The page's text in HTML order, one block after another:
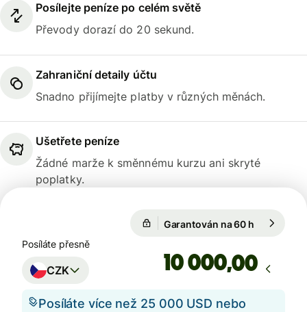
Posílejte peníze po celém světě
Převody dorazí do 20 sekund.
Zahraniční detaily účtu
Snadno přijímejte platby v různých měnách.
Ušetřete peníze
Žádné marže k směnnému kurzu ani skryté
poplatky.
Garantován na 60 h
Posíláte přesně
CZK ,00
Posíláte více než 25 000 USD nebo